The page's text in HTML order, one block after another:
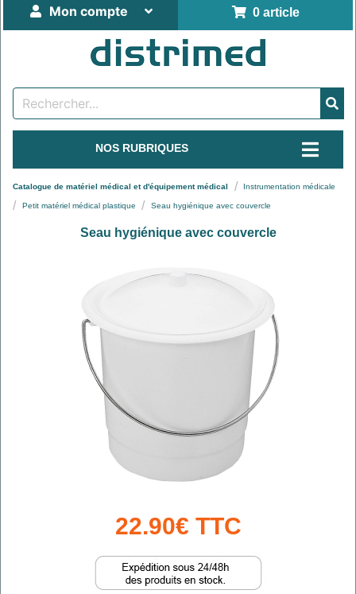
0 article
Mon compte
NOS RUBRIQUES
Catalogue de matériel médical et d'équipement médical Instrumentation médicale
Petit matériel médical plastique Seau hygiénique avec couvercle
Seau hygiénique avec couvercle
22.90€ TTC